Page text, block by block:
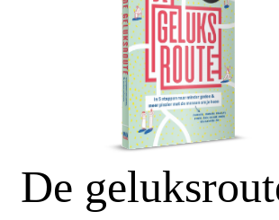
De